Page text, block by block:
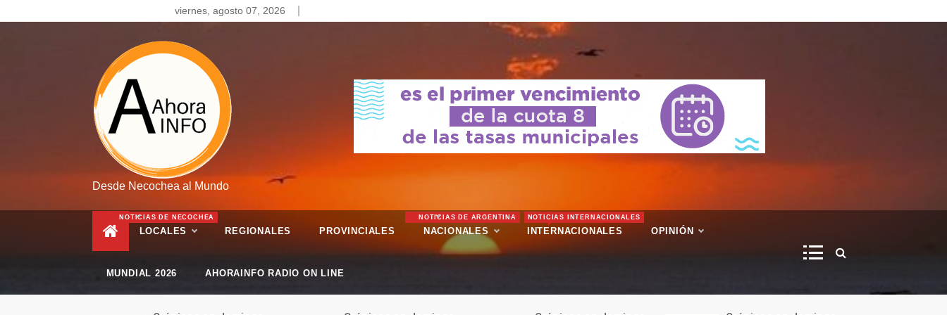
to
viernes, agosto 07, 2026
Desde Necochea al Mundo
LOCALES
NOTICIAS DE NECOCHEA
REGIONALES PROVINCIALES NACIONALES
NOTICIAS DE ARGENTINA
INTERNACIONALES
NOTICIAS INTERNACIONALES
OPINIÓN
MUNDIAL 2026 AHORAINFO RADIO ON LINE